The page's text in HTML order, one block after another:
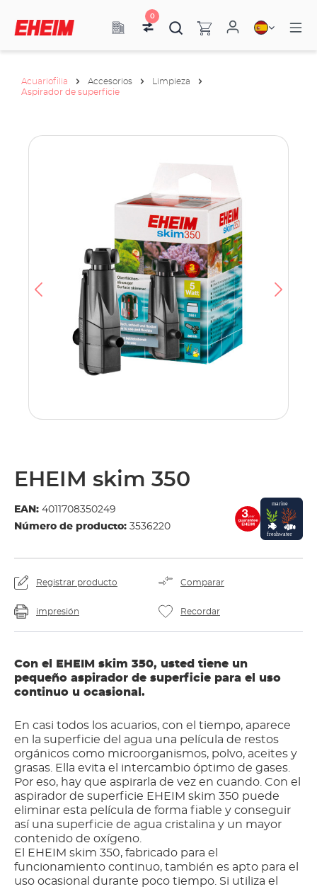
0
Acuariofilia Accesorios
Limpieza
Aspirador de superficie
EHEIM skim 350
EAN: 4011708350249
Número de producto: 3536220
Registrar producto Comparar
impresión Recordar
Con el EHEIM skim 350, usted tiene un
pequeño aspirador de superficie para el uso
continuo u ocasional.
En casi todos los acuarios, con el tiempo, aparece
en la superficie del agua una película de restos
orgánicos como microorganismos, polvo, aceites y
grasas. Ella evita el intercambio óptimo de gases.
Por eso, hay que aspirarla de vez en cuando. Con el
aspirador de superficie EHEIM skim 350 puede
eliminar esta película de forma fiable y conseguir
así una superficie de agua cristalina y un mayor
contenido de oxígeno.
El EHEIM skim 350, fabricado para el
funcionamiento continuo, también es apto para el
uso ocasional durante poco tiempo. Si utiliza el